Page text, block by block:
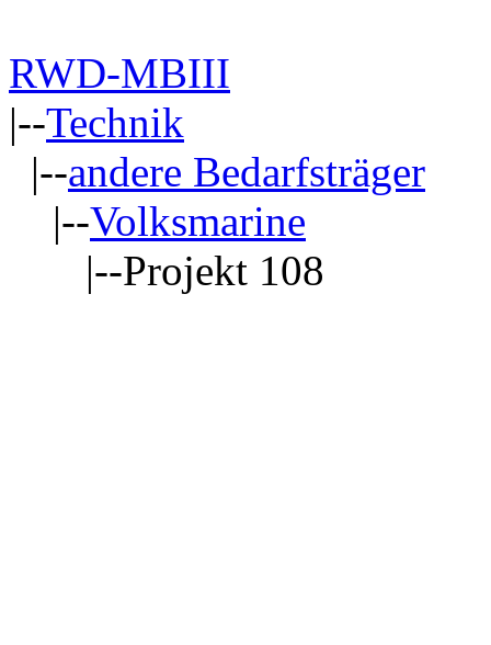
RWD-MBIII
|--Technik
|--andere Bedarfsträger
|--Volksmarine
|--Projekt 108